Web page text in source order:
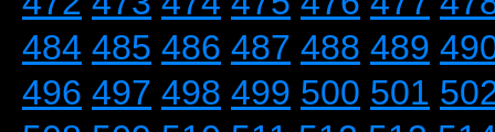
484 485 486 487 488 489
496 497 498 499 500 501